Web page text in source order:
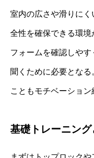
室内の広さや滑りに
全性を確保できる環
フォームを確認しや
聞くために必要とな
こともモチベーション
基礎トレーニン